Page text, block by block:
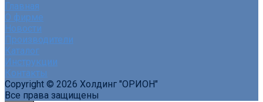
Главная
О фирме
Новости
Производители
Каталог
Инструкции
Контакты
Copyright © 2026 Холдинг "ОРИОН"
Все права защищены